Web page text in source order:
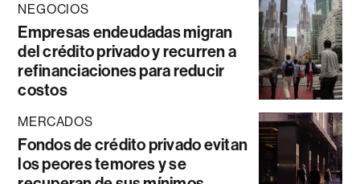
NEGOCIOS
Empresas endeudadas migran
del crédito privado y recurren a
refinanciaciones para reducir
costos
MERCADOS
Fondos de crédito privado evitan
los peores temores y se